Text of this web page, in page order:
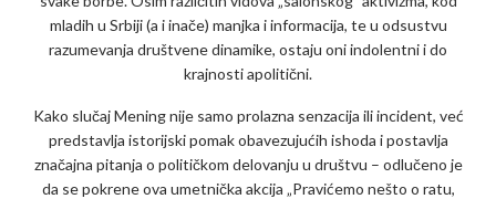
mladih u Srbiji (a i inače) manjka i informacija, te u odsustvu
razumevanja društvene dinamike, ostaju oni indolentni i do
krajnosti apolitični.
Kako slučaj Mening nije samo prolazna senzacija ili incident, već
predstavlja istorijski pomak obavezujućih ishoda i postavlja
značajna pitanja o političkom delovanju u društvu – odlučeno je
da se pokrene ova umetnička akcija „Pravićemo nešto o ratu,